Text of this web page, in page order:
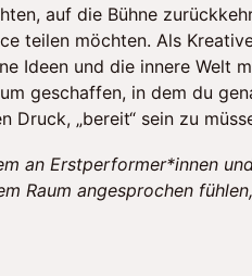
auf die Bühne
teilen möchten. Als
Ideen und die innere Welt
geschaffen, in dem du
Druck, „bereit“ sein zu
an Erstperformer*innen
Raum angesprochen